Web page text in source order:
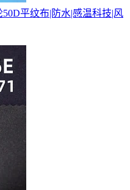
平纹布|防水|感温科技|风